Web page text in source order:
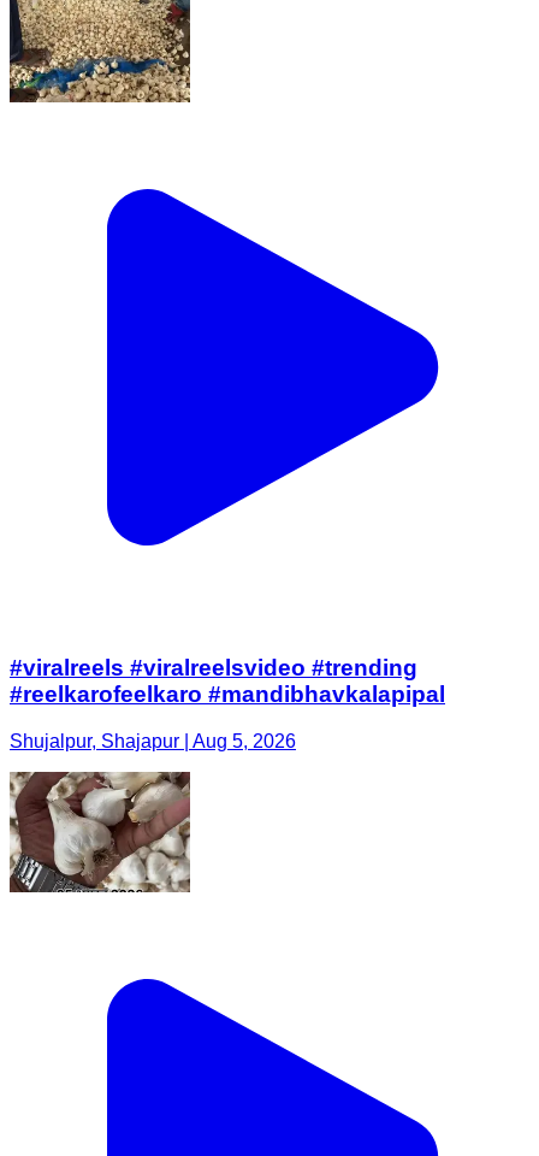
#viralreels #viralreelsvideo #trending
#reelkarofeelkaro #mandibhavkalapipal
Shujalpur, Shajapur | Aug 5, 2026